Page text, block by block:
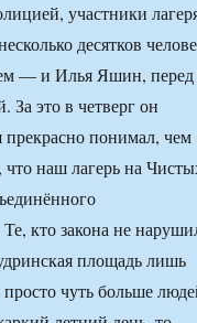
участники
десятков
— и Илья Яшин, перед
это в четверг он
прекрасно понимал, чем
наш лагерь на
кто закона не
площадь лишь
чуть больше